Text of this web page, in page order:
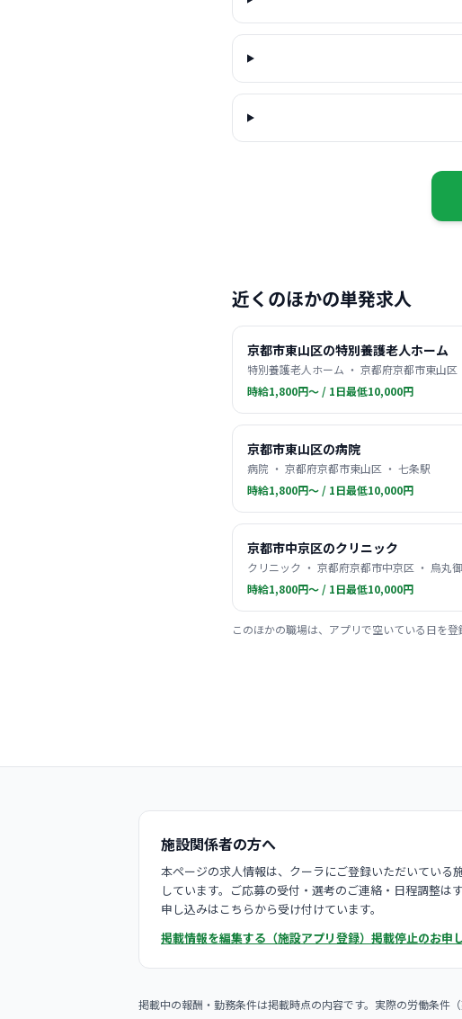
近くのほかの単発求人
京都市東山区の特別養護老人ホーム
特別養護老人ホーム ・ 京都府京都市東山区
時給1,800円〜 / 1日最低10,000円
京都市東山区の病院
病院 ・ 京都府京都市東山区 ・ 七条駅
時給1,800円〜 / 1日最低10,000円
京都市中京区のクリニック
クリニック ・ 京都府京都市中京区 ・ 烏丸
時給1,800円〜 / 1日最低10,000円
このほかの職場は、アプリで空いている日を登
施設関係者の方へ
本ページの求人情報は、クーラにご登録いただいてい
しています。ご応募の受付・選考のご連絡・日程調整
申し込みはこちらから受け付けています。
掲載情報を編集する（施設アプリ登録） 掲載停止のお申
掲載中の報酬・勤務条件は掲載時点の内容です。実際の労働条件